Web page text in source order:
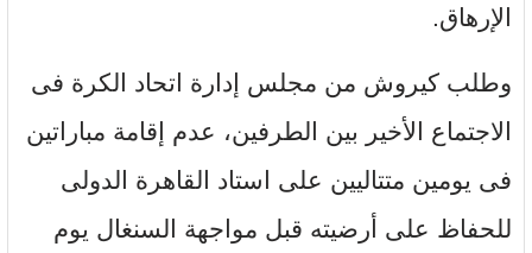
الإرهاق.
وطلب كيروش من مجلس إدارة اتحاد الكرة فى
الاجتماع الأخير بين الطرفين، عدم إقامة مباراتين
فى يومين متتاليين على استاد القاهرة الدولى
للحفاظ على أرضيته قبل مواجهة السنغال يوم